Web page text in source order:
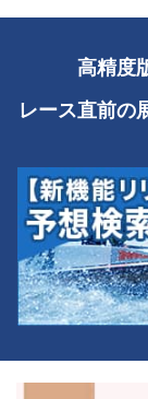
高精度
レース直前の